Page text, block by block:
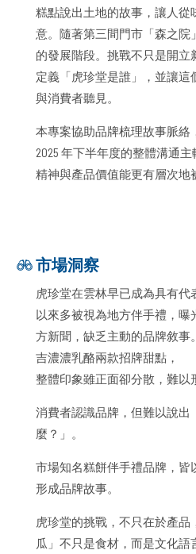
糕點說出土地的故事，讓人從
意。隨著第三間門市「森之院
的發展階段。挑戰不只是開
定義「虎珍堂是誰」，並讓這
與消費者聽見。
本專案協助品牌梳理故事脈絡
2025 年下半年度的整體溝通
精神與產品價值能更有層次地
市場洞察
虎珍堂在雲林早已成為具有
以來多被視為地方伴手禮，
方新聞，缺乏主動的品牌敘事
吉濃濃乳酪兩款招牌甜點，
整體印象雖正面卻分散，難以
消費者認識品牌，但難以說出
麼？」。
市場知名糕餅伴手禮品牌，皆
形成品牌故事。
虎珍堂的挑戰，不只在於產
瓜」不只是食材，而是文化語